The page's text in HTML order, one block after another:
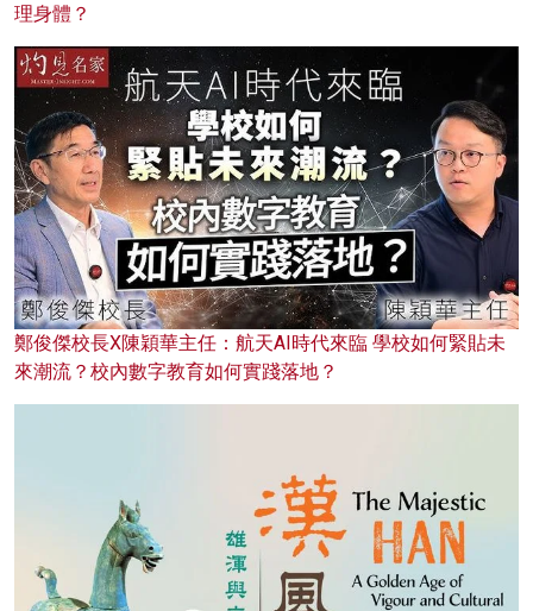
理身體？
鄭俊傑校長X陳穎華主任：航天AI時代來臨 學校如何緊貼未
來潮流？校內數字教育如何實踐落地？